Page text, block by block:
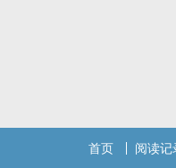
首页 阅读记